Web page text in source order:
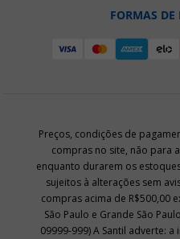
FORMAS
Preços, condições de
compras no site, não para
enquanto durarem os
sujeitos à alterações sem
compras acima de R$500,00
São Paulo e Grande São
09999-999) A Santil adverte: